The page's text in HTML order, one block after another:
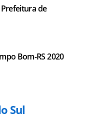
de
Bom-RS 2020
Sul